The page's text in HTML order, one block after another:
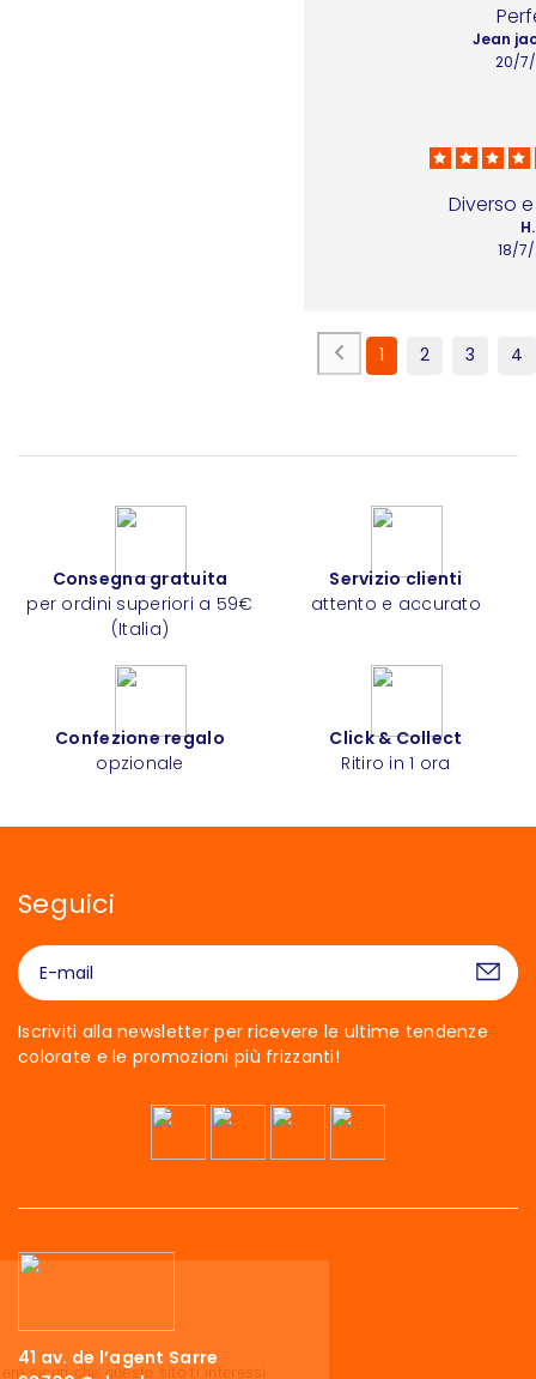
20/
Jean
Diverso
18/
1 2 3 4
Consegna gratuita
per ordini superiori a 59€
(Italia)
Servizio clienti
attento e accurato
Confezione regalo
opzionale
Click & Collect
Ritiro in 1 ora
Seguici
Iscriviti alla newsletter per ricevere le ultime tendenze
colorate e le promozioni più frizzanti!
41 av. de l’agent Sarre
I Cookies!
Abbiamo aspettato di essere sicuri che questo sito ti interessi